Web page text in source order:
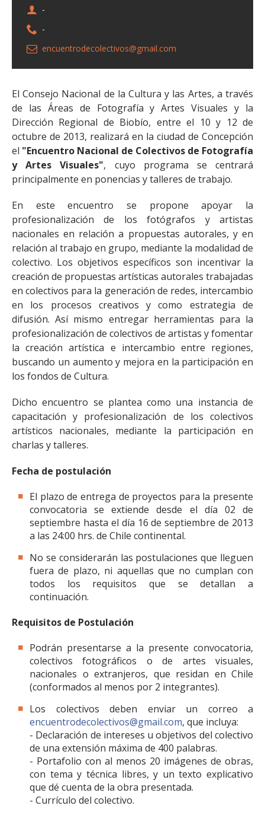
-
-
encuentrodecolectivos@gmail.com
El Consejo Nacional de la Cultura y las Artes, a través
de las Áreas de Fotografía y Artes Visuales y la
Dirección Regional de Biobío, entre el 10 y 12 de
octubre de 2013, realizará en la ciudad de Concepción
el "Encuentro Nacional de Colectivos de Fotografía
y Artes Visuales", cuyo programa se centrará
principalmente en ponencias y talleres de trabajo.
En este encuentro se propone apoyar la
profesionalización de los fotógrafos y artistas
nacionales en relación a propuestas autorales, y en
relación al trabajo en grupo, mediante la modalidad de
colectivo. Los objetivos específicos son incentivar la
creación de propuestas artísticas autorales trabajadas
en colectivos para la generación de redes, intercambio
en los procesos creativos y como estrategia de
difusión. Así mismo entregar herramientas para la
profesionalización de colectivos de artistas y fomentar
la creación artística e intercambio entre regiones,
buscando un aumento y mejora en la participación en
los fondos de Cultura.
Dicho encuentro se plantea como una instancia de
capacitación y profesionalización de los colectivos
artísticos nacionales, mediante la participación en
charlas y talleres.
Fecha de postulación
El plazo de entrega de proyectos para la presente
convocatoria se extiende desde el día 02 de
septiembre hasta el día 16 de septiembre de 2013
a las 24:00 hrs. de Chile continental.
No se considerarán las postulaciones que lleguen
fuera de plazo, ni aquellas que no cumplan con
todos los requisitos que se detallan a
continuación.
Requisitos de Postulación
Podrán presentarse a la presente convocatoria,
colectivos fotográficos o de artes visuales,
nacionales o extranjeros, que residan en Chile
(conformados al menos por 2 integrantes).
Los colectivos deben enviar un correo a
encuentrodecolectivos@gmail.com, que incluya:
- Declaración de intereses u objetivos del colectivo
de una extensión máxima de 400 palabras.
- Portafolio con al menos 20 imágenes de obras,
con tema y técnica libres, y un texto explicativo
que dé cuenta de la obra presentada.
- Currículo del colectivo.